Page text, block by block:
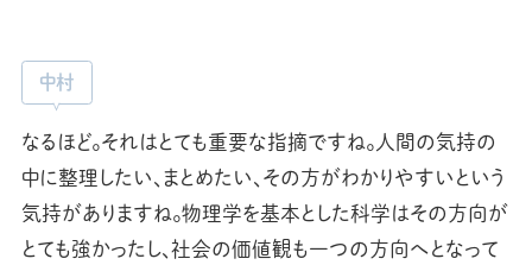
中村
なるほど。それはとても重要な指摘ですね。人間の気持の
中に整理したい、まとめたい、その方がわかりやすいという
気持がありますね。物理学を基本とした科学はその方向が
とても強かったし、社会の価値観も一つの方向へとなって